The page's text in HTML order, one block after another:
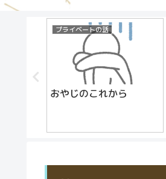
プライベートの話
おやじのこれから